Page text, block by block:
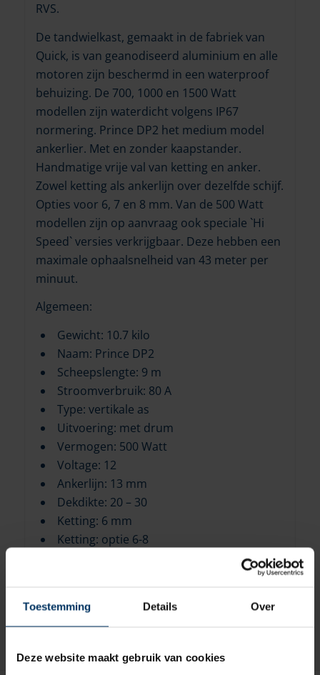
Toestemming Details Over
Deze website maakt gebruik van cookies
RVS.
De tandwielkast, gemaakt in de fabriek van
Quick, is van geanodiseerd aluminium en alle
motoren zijn beschermd in een waterproof
behuizing. De 700, 1000 en 1500 Watt
modellen zijn waterdicht volgens IP67
normering. Prince DP2 het medium model
ankerlier. Met en zonder kaapstander.
Handmatige vrije val van ketting en anker.
Zowel ketting als ankerlijn over dezelfde schijf.
Opties voor 6, 7 en 8 mm. Van de 500 Watt
modellen zijn op aanvraag ook speciale `Hi
Speed` versies verkrijgbaar. Deze hebben een
maximale ophaalsnelheid van 43 meter per
minuut.
Algemeen:
Gewicht: 10.7 kilo
Naam: Prince DP2
Scheepslengte: 9 m
Stroomverbruik: 80 A
Type: vertikale as
Uitvoering: met drum
Vermogen: 500 Watt
Voltage: 12
Ankerlijn: 13 mm
Dekdikte: 20 – 30
Ketting: 6 mm
Ketting: optie 6-8
Motorplaatsing: onder dek